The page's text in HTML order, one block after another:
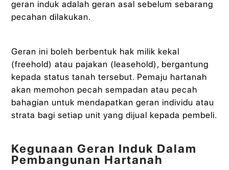
geran induk adalah geran asal sebelum sebarang
pecahan dilakukan.
Geran ini boleh berbentuk hak milik kekal
(freehold) atau pajakan (leasehold), bergantung
kepada status tanah tersebut. Pemaju hartanah
akan memohon pecah sempadan atau pecah
bahagian untuk mendapatkan geran individu atau
strata bagi setiap unit yang dijual kepada pembeli.
Kegunaan Geran Induk Dalam
Pembangunan Hartanah